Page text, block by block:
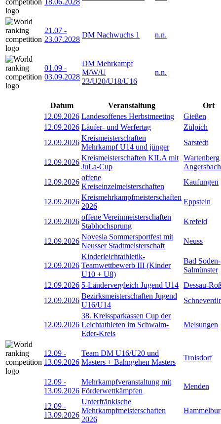
21.07 -
23.07.2028
DM Nachwuchs 1 n.n.
01.09 -
03.09.2028
DM Mehrkampf
M/W/U
23/U20/U18/U16
n.n.
Datum Veranstaltung
Ort
12.09.2026 Landesoffenes Herbstmeeting
Gießen
12.09.2026 Läufer- und Werfertag
Zülpich
12.09.2026
Kreismeisterschaften
Mehrkampf U14 und jünger
Sarstedt
12.09.2026
Kreismeisterschaften KILA mit
JuLa-Cup
Wartenberg
Angersbach
12.09.2026
offene
Kreiseinzelmeisterschaften
Kaufungen
12.09.2026
Kreismehrkampfmeisterschaften
2026
Eppstein
12.09.2026
offene Vereinmeisterschaften
Stabhochsprung
Krefeld
12.09.2026
Novesia Sommersportfest mit
Neusser Stadtmeisterschaft
Neuss
12.09.2026
Kinderleichtathletik-
Teamwettbewerb III (Kinder
U10 + U8)
Bad Soden-
Salmünster
12.09.2026 5-Ländervergleich Jugend U14 Dessau-
12.09.2026
Bezirksmeisterschaften Jugend
U16/U14
12.09.2026
38. Kreissparkassen Cup der
Leichtathleten im Schwalm-
Eder-Kreis
Melsungen
12.09 -
13.09.2026
Team DM U16/U20 und
Masters + Bahngehen Masters
Troisdorf
12.09 -
13.09.2026
Mehrkampfveranstaltung mit
Förderwettkämpfen
Menden
12.09 -
13.09.2026
Unterfränkische
Mehrkampfmeisterschaften
2026